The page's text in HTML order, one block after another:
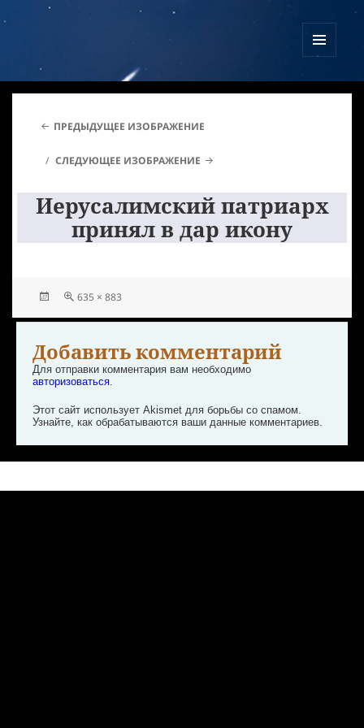
ВИДЖЕТЫ
ПРЕДЫДУЩЕЕ ИЗОБРАЖЕНИЕ
СЛЕДУЮЩЕЕ ИЗОБРАЖЕНИЕ
Иерусалимский патриарх
принял в дар икону
635 × 883
Добавить комментарий
Для отправки комментария вам необходимо
авторизоваться.
Этот сайт использует Akismet для борьбы со спамом.
Узнайте, как обрабатываются ваши данные комментариев.